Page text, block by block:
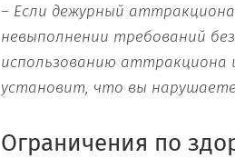
– Если дежурный
невыполнении требований
использованию аттракциона
установит, что вы
Ограничения по